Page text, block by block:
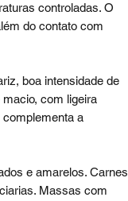
controladas. O
do contato com
boa intensidade de
com ligeira
complementa a
e amarelos. Carnes
Massas com